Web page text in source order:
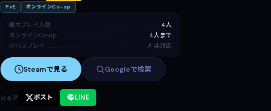
PvE
オンラインCo-op
最大プレイ人数 4人
オンラインCo-op 4人まで
クロスプレイ ✗ 非対応
Steamで見る Googleで検索
シェア ポスト LINE